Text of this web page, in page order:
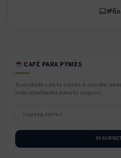
CAFÉ PARA PYMES
Suscríbete con tu correo a nuestro
más resaltantes para tu negocio.